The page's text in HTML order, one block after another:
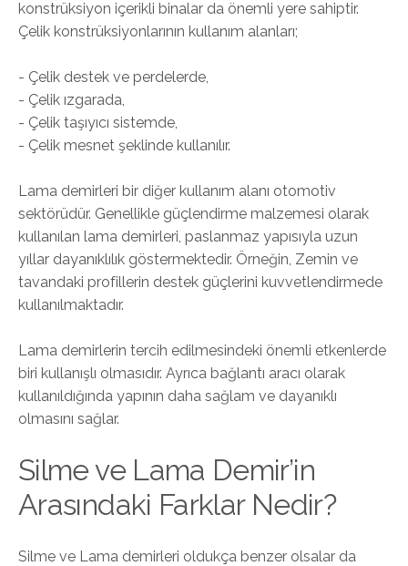
konstrüksiyon içerikli binalar da önemli yere sahiptir.
Çelik konstrüksiyonlarının kullanım alanları;
- Çelik destek ve perdelerde,
- Çelik ızgarada,
- Çelik taşıyıcı sistemde,
- Çelik mesnet şeklinde kullanılır.
Lama demirleri bir diğer kullanım alanı otomotiv
sektörüdür. Genellikle güçlendirme malzemesi olarak
kullanılan lama demirleri, paslanmaz yapısıyla uzun
yıllar dayanıklılık göstermektedir. Örneğin, Zemin ve
tavandaki profillerin destek güçlerini kuvvetlendirmede
kullanılmaktadır.
Lama demirlerin tercih edilmesindeki önemli etkenlerde
biri kullanışlı olmasıdır. Ayrıca bağlantı aracı olarak
kullanıldığında yapının daha sağlam ve dayanıklı
olmasını sağlar.
Silme ve Lama Demir’in
Arasındaki Farklar Nedir?
Silme ve Lama demirleri oldukça benzer olsalar da